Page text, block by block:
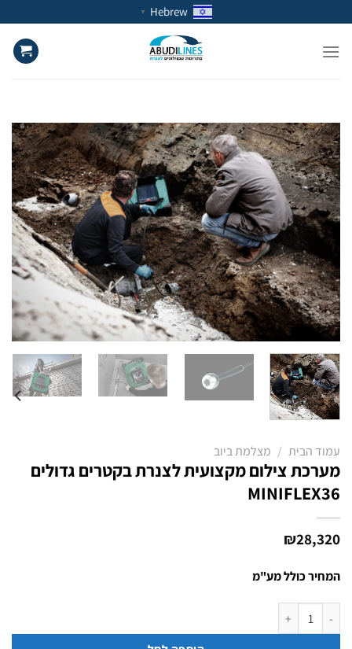
to
content
Hebrew
▼
עמוד הבית / מצלמת ביוב
מערכת צילום מקצועית לצנרת בקטרים גדולים
MINIFLEX36
₪28,320
המחיר כולל מע"מ
כמות של מערכת צילום מקצועית לצנרת בקטרים גדולים MINIFLEX36